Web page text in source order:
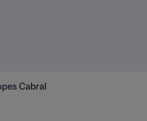
Cabral